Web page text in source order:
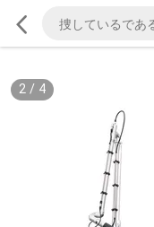
2/ 4